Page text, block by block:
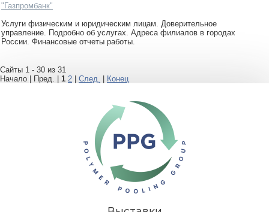
"Газпромбанк"
Услуги физическим и юридическим лицам. Доверительное
управление. Подробно об услугах. Адреса филиалов в городах
России. Финансовые отчеты работы.
Сайты 1 - 30 из 31
Начало | Пред. | 1 2 След. Конец